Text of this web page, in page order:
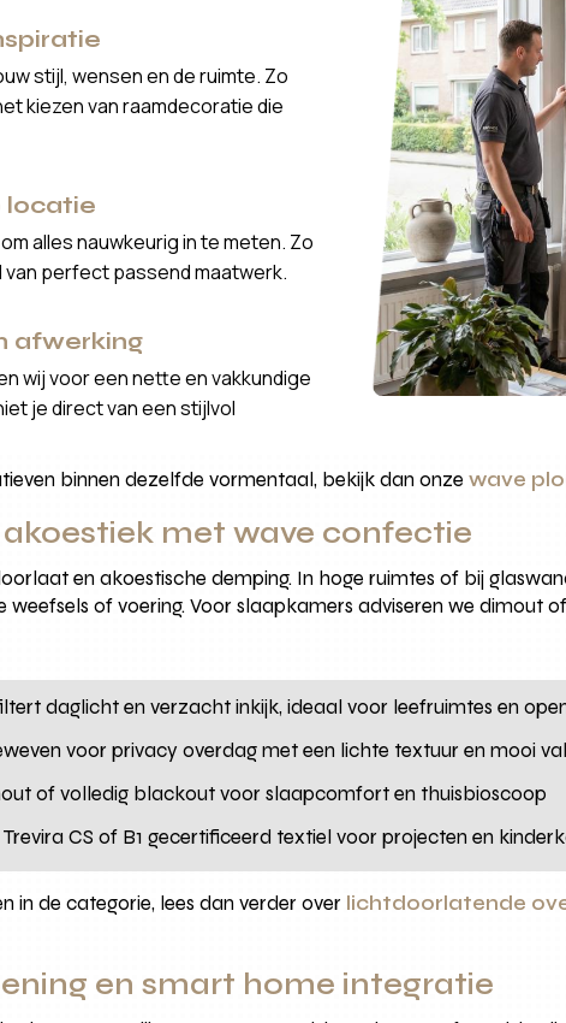
stijl, wensen en de ruimte. Zo
kiezen van raamdecoratie die
locatie
alles nauwkeurig in te meten. Zo
van perfect passend maatwerk.
afwerking
wij voor een nette en vakkundige
je direct van een stijlvol
binnen dezelfde vormentaal, bekijk dan onzewave
met wave confectie
en akoestische demping. In hoge ruimtes of bij
weefsels of voering. Voor slaapkamers adviseren we dimout
daglicht en verzacht inkijk, ideaal voor leefruimtes en
voor privacy overdag met een lichte textuur en mooi
of volledig blackout voor slaapcomfort en thuisbioscoop
Trevira CS of B1 gecertificeerd textiel voor projecten en
in de categorie, lees dan verder over lichtdoorlatende
en smart home integratie